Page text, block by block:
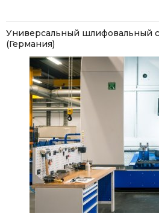
Универсальный шлифовальный
(Германия)